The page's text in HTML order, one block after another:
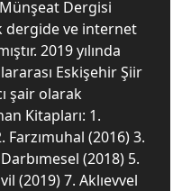
Dergisi
dergide ve internet
2019 yılında
Eskişehir Şiir
şair olarak
Kitapları: 1.
Farzımuhal (2016) 3.
(2018) 5.
(2019) 7. Aklıevvel